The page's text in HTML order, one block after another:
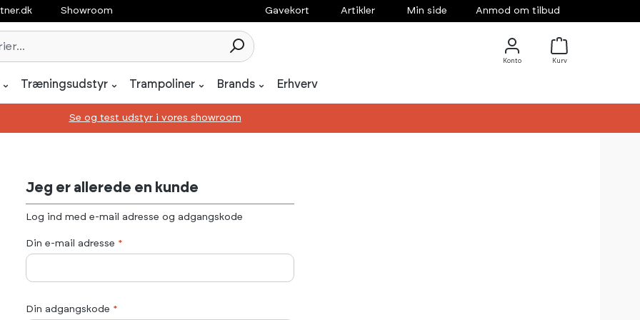
Showroom Gavekort Artikler Min side Anmod om tilbud
Træningsudstyr Trampoliner Brands Erhverv
Se og test udstyr i vores showroom
Jeg er allerede en kunde
Log ind med e-mail adresse og adgangskode
Din e-mail adresse *
Din adgangskode *